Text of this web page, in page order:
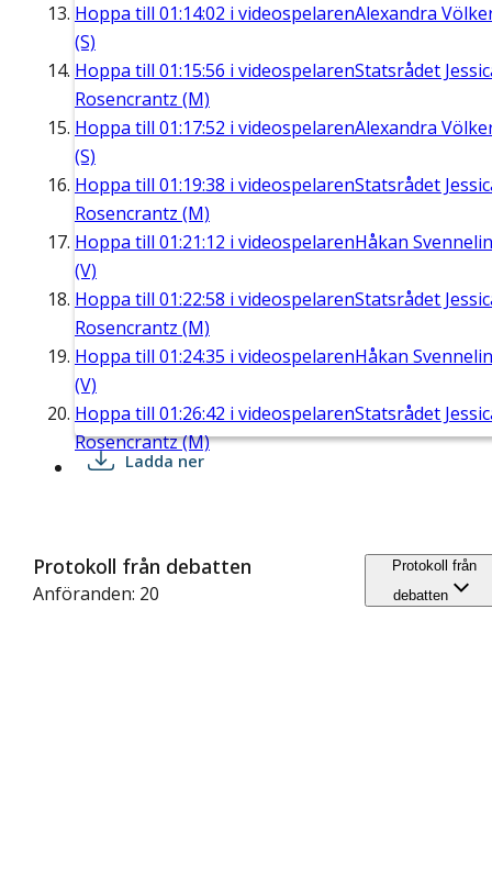
Hoppa till 01:14:02 i videospelarenAlexandra
(S)
Hoppa till 01:15:56 i videospelarenStatsrådet
Rosencrantz (M)
Hoppa till 01:17:52 i videospelarenAlexandra
(S)
Hoppa till 01:19:38 i videospelarenStatsrådet
Rosencrantz (M)
Hoppa till 01:21:12 i videospelarenHåkan
(V)
Hoppa till 01:22:58 i videospelarenStatsrådet
Rosencrantz (M)
Hoppa till 01:24:35 i videospelarenHåkan
(V)
Hoppa till 01:26:42 i videospelarenStatsrådet
Rosencrantz (M)
Ladda ner
Protokoll från debatten
Anföranden: 20
Protokoll från
debatten